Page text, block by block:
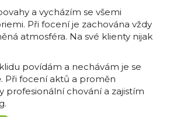
a vycházím se všemi
Při focení je zachována vždy
atmosféra. Na své klienty nijak
povídám a nechávám je se
Při focení aktů a proměn
profesionální chování a zajistím